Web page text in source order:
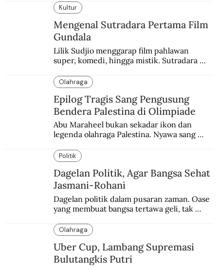
ketegangan antara orang Yahudi dan
penduduk Arab.
Kultur
Mengenal Sutradara Pertama Film
Gundala
Lilik Sudjio menggarap film pahlawan
super, komedi, hingga mistik. Sutradara
Olahraga
Epilog Tragis Sang Pengusung
Bendera Palestina di Olimpiade
Abu Maraheel bukan sekadar ikon dan
legenda olahraga Palestina. Nyawa sang
memblokade Rafah.
Politik
Dagelan Politik, Agar Bangsa Sehat
Jasmani-Rohani
Dagelan politik dalam pusaran zaman. Oase
yang membuat bangsa tertawa geli, tak
Olahraga
Uber Cup, Lambang Supremasi
Bulutangkis Putri